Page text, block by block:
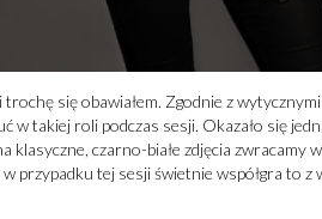
trochę się obawiałem. Zgodnie z
w takiej roli podczas sesji. Okazało się
klasyczne, czarno-białe zdjęcia
przypadku tej sesji świetnie współgra to